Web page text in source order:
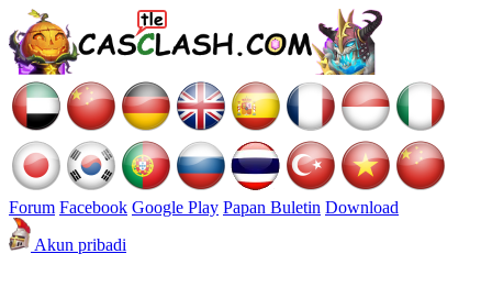
Forum Facebook Google Play Papan Buletin Download
Akun pribadi